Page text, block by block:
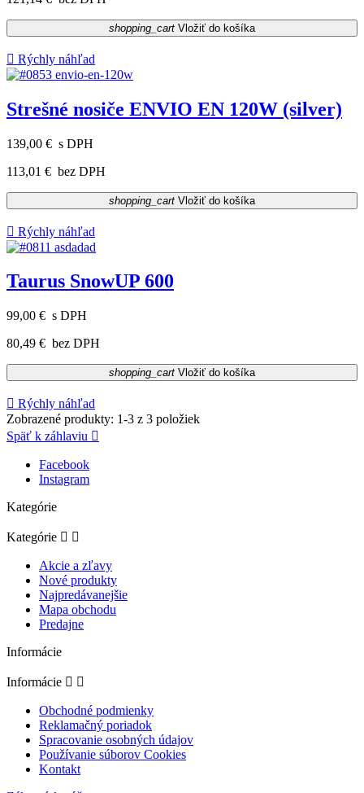
shopping_cart Vložiť do košíka
 Rýchly náhľad
Strešné nosiče ENVIO EN 120W (silver)
139,00 € s DPH
113,01 € bez DPH
shopping_cart Vložiť do košíka
 Rýchly náhľad
Taurus SnowUP 600
99,00 € s DPH
80,49 € bez DPH
shopping_cart Vložiť do košíka
 Rýchly náhľad
Zobrazené produkty: 1-3 z 3 položiek
Späť k záhlaviu 
Facebook
Instagram
Kategórie
Kategórie  
Akcie a zľavy
Nové produkty
Najpredávanejšie
Mapa obchodu
Predajne
Informácie
Informácie  
Obchodné podmienky
Reklamačný poriadok
Spracovanie osobných údajov
Používanie súborov Cookies
Kontakt